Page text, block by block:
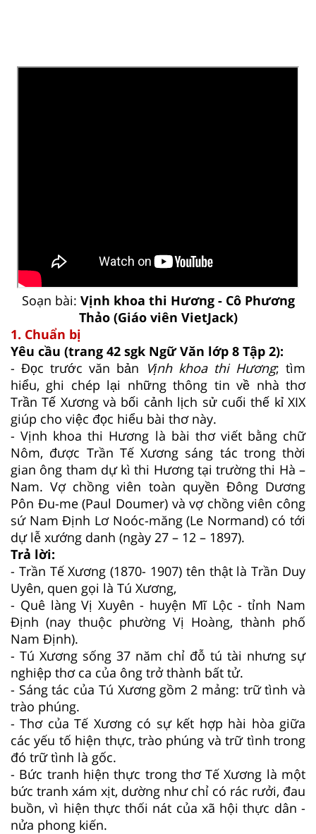
Soạn bài: Vịnh khoa thi Hương - Cô Phương
Thảo (Giáo viên VietJack)
1. Chuẩn bị
Yêu cầu (trang 42 sgk Ngữ Văn lớp 8 Tập 2):
- Đọc trước văn bản Vịnh khoa thi Hương; tìm
hiểu, ghi chép lại những thông tin về nhà thơ
Trần Tế Xương và bối cảnh lịch sử cuối thế kỉ XIX
giúp cho việc đọc hiểu bài thơ này.
- Vịnh khoa thi Hương là bài thơ viết bằng chữ
Nôm, được Trần Tế Xương sáng tác trong thời
gian ông tham dự kì thi Hương tại trường thi Hà –
Nam. Vợ chồng viên toàn quyền Đông Dương
Pôn Đu-me (Paul Doumer) và vợ chồng viên công
sứ Nam Định Lơ Noóc-măng (Le Normand) có tới
dự lễ xướng danh (ngày 27 – 12 – 1897).
Trả lời:
- Trần Tế Xương (1870- 1907) tên thật là Trần Duy
Uyên, quen gọi là Tú Xương,
- Quê làng Vị Xuyên - huyện Mĩ Lộc - tỉnh Nam
Định (nay thuộc phường Vị Hoàng, thành phố
Nam Định).
- Tú Xương sống 37 năm chỉ đỗ tú tài nhưng sự
nghiệp thơ ca của ông trở thành bất tử.
- Sáng tác của Tú Xương gồm 2 mảng: trữ tình và
trào phúng.
- Thơ của Tế Xương có sự kết hợp hài hòa giữa
các yếu tố hiện thực, trào phúng và trữ tình trong
đó trữ tình là gốc.
- Bức tranh hiện thực trong thơ Tế Xương là một
bức tranh xám xịt, dường như chỉ có rác rưởi, đau
buồn, vì hiện thực thối nát của xã hội thực dân -
nửa phong kiến.